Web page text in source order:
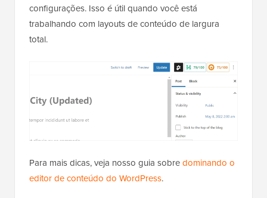
configurações. Isso é útil quando você está
trabalhando com layouts de conteúdo de largura
total.
Para mais dicas, veja nosso guia sobredominando o
editor de conteúdo do WordPress.